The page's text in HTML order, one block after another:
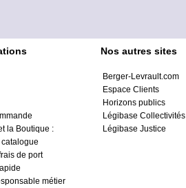
la Boutique :
de port
métier
Nos autres sites
Berger-Levrault.com
Espace Clients
Horizons publics
Légibase Collectivités
Légibase Justice